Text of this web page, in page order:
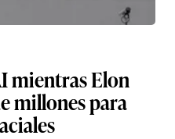
mientras Elon
millones para